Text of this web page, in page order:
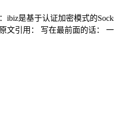
ibiz是基于认证加密模式的
文引用： 写在最前面的话：